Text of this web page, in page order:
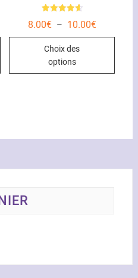
4.67
8.00€ – 10.00€Plage
Choix des
options